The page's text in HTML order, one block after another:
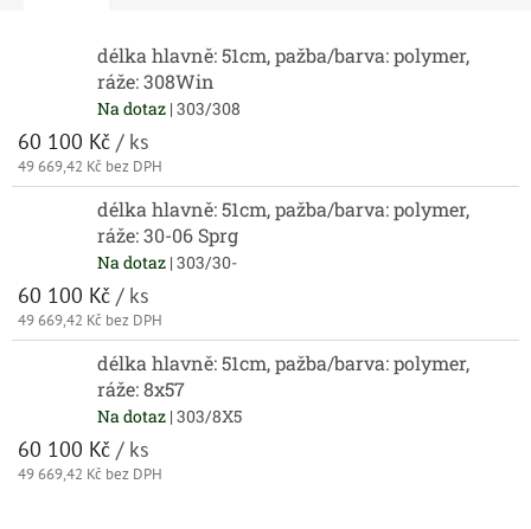
délka hlavně: 51cm, pažba/barva: polymer,
ráže: 308Win
Na dotaz | 303/308
60 100 Kč / ks
49 669,42 Kč bez DPH
délka hlavně: 51cm, pažba/barva: polymer,
ráže: 30-06 Sprg
Na dotaz | 303/30-
60 100 Kč / ks
49 669,42 Kč bez DPH
délka hlavně: 51cm, pažba/barva: polymer,
ráže: 8x57
Na dotaz | 303/8X5
60 100 Kč / ks
49 669,42 Kč bez DPH